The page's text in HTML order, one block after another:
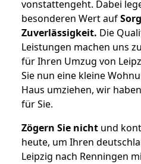
vonstattengeht. Dabei
besonderen Wert auf
Zuverlässigkeit. Die
Leistungen machen uns
für Ihren Umzug von
Sie nun eine kleine
Haus umziehen, wir
für Sie.
Zögern Sie nicht und
heute, um Ihren
Leipzig nach Renningen